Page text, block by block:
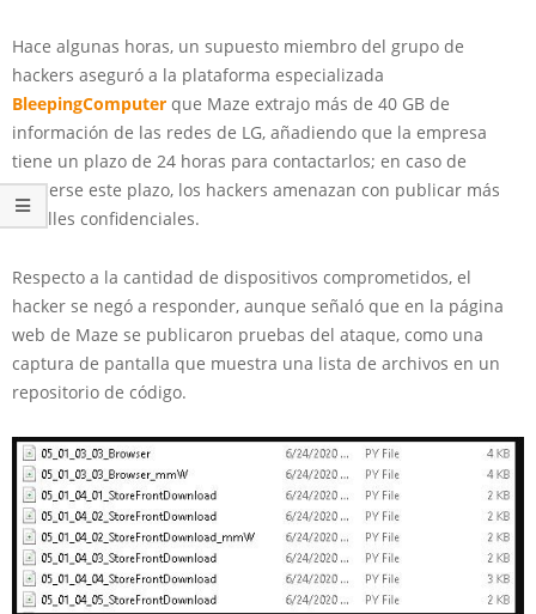
Hace algunas horas, un supuesto miembro del grupo de
hackers aseguró a la plataforma especializada
BleepingComputer que Maze extrajo más de 40 GB de
información de las redes de LG, añadiendo que la empresa
tiene un plazo de 24 horas para contactarlos; en caso de
vencerse este plazo, los hackers amenazan con publicar más
detalles confidenciales.
Respecto a la cantidad de dispositivos comprometidos, el
hacker se negó a responder, aunque señaló que en la página
web de Maze se publicaron pruebas del ataque, como una
captura de pantalla que muestra una lista de archivos en un
repositorio de código.